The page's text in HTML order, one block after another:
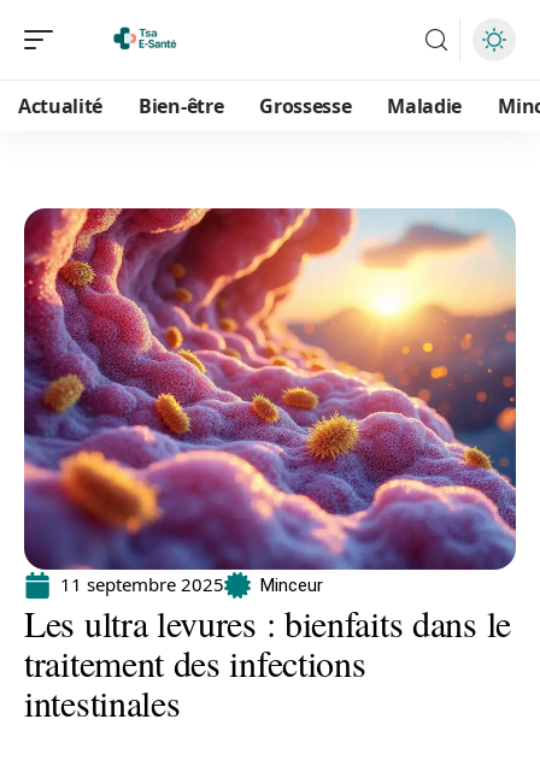
Actualité Bien-être Grossesse Maladie
11 septembre 2025 Minceur
Les ultra levures : bienfaits dans le
traitement des infections
intestinales